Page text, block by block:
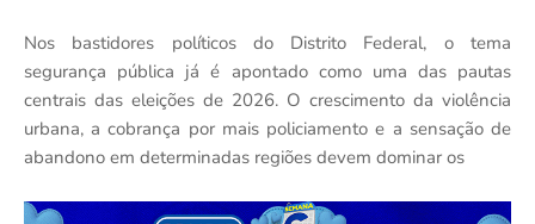
Nos bastidores políticos do Distrito Federal, o tema
segurança pública já é apontado como uma das pautas
centrais das eleições de 2026. O crescimento da violência
urbana, a cobrança por mais policiamento e a sensação de
abandono em determinadas regiões devem dominar os